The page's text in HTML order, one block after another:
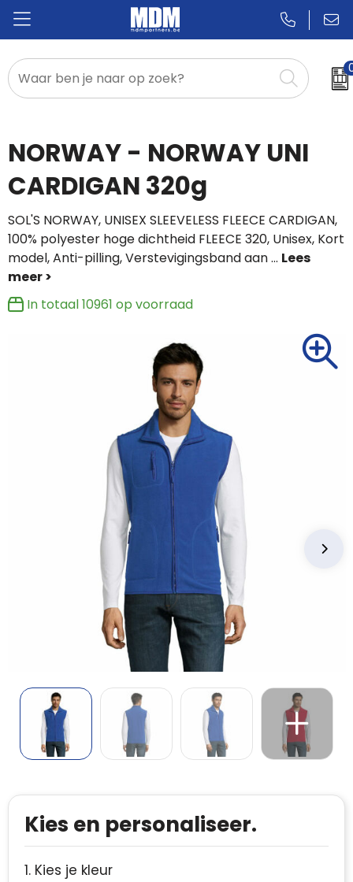
Relatiegeschenken
Promotietextiel
Sportkleding
NORWAY - NORWAY UNI
CARDIGAN 320g
SOL'S NORWAY, UNISEX SLEEVELESS FLEECE CARDIGAN,
100% polyester hoge dichtheid FLEECE 320, Unisex, Kort
model, Anti-pilling, Verstevigingsband aan...
In totaal10961 op voorraad
Kies en personaliseer.
1. Kies je kleur